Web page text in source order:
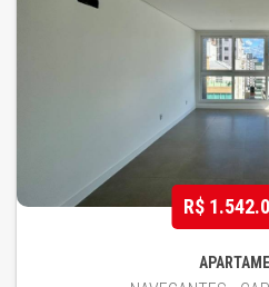
R$